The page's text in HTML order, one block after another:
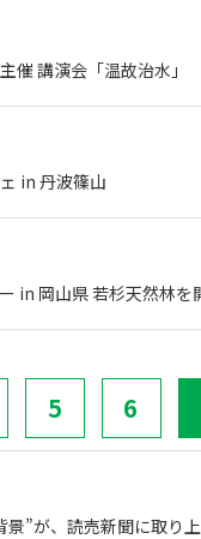
催 講演会「温故治水」
in 丹波篠山
in 岡山県 若杉天然林を
5 6
景”が、読売新聞に取り